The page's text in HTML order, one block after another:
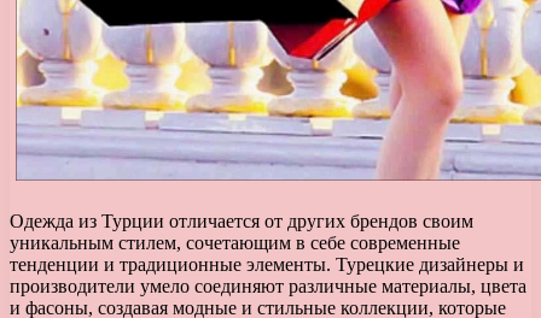
Одежда из Турции отличается от других брендов своим
уникальным стилем, сочетающим в себе современные
тенденции и традиционные элементы. Турецкие дизайнеры и
производители умело соединяют различные материалы, цвета
и фасоны, создавая модные и стильные коллекции, которые